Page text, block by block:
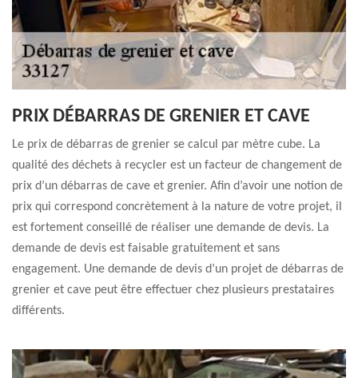
PRIX DÉBARRAS DE GRENIER ET CAVE
Le prix de débarras de grenier se calcul par mètre cube. La
qualité des déchets à recycler est un facteur de changement de
prix d’un débarras de cave et grenier. Afin d’avoir une notion de
prix qui correspond concrètement à la nature de votre projet, il
est fortement conseillé de réaliser une demande de devis. La
demande de devis est faisable gratuitement et sans
engagement. Une demande de devis d’un projet de débarras de
grenier et cave peut être effectuer chez plusieurs prestataires
différents.